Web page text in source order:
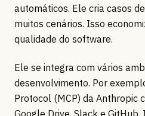
automáticos. Ele cria casos
muitos cenários. Isso
qualidade do software.
Ele se integra com vários
desenvolvimento. Por
Protocol (MCP) da Anthropic